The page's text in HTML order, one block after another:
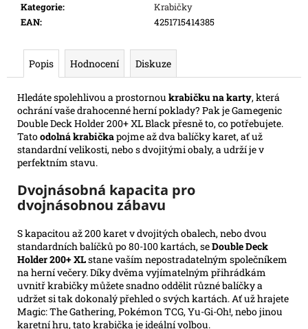
Kategorie:
Krabičky
EAN: 4251715414385
Popis Hodnocení Diskuze
Hledáte spolehlivou a prostornou krabičku na karty, která
ochrání vaše drahocenné herní poklady? Pak je Gamegenic
Double Deck Holder 200+ XL Black přesně to, co potřebujete.
Tatoodolná krabičkapojme až dva balíčky karet, ať už
standardní velikosti, nebo s dvojitými obaly, a udrží je v
perfektním stavu.
Dvojnásobná kapacita pro
dvojnásobnou zábavu
S kapacitou až 200 karet v dvojitých obalech, nebo dvou
standardních balíčků po 80-100 kartách, seDouble Deck
Holder 200+ XLstane vaším nepostradatelným společníkem
na herní večery. Díky dvěma vyjímatelným přihrádkám
uvnitř krabičky můžete snadno oddělit různé balíčky a
udržet si tak dokonalý přehled o svých kartách. Ať už hrajete
Magic: The Gathering, Pokémon TCG, Yu-Gi-Oh!, nebo jinou
karetní hru, tato krabička je ideální volbou.
08:
ASHES
EMPIRE
BOOSTER
99
Kč